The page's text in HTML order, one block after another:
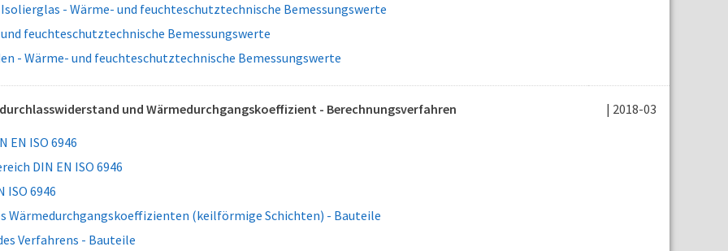
- Wärme- und feuchteschutztechnische Bemessungswerte
feuchteschutztechnische Bemessungswerte
- Wärme- und feuchteschutztechnische Bemessungswerte
und Wärmedurchgangskoeffizient - Berechnungsverfahren | 2018-03
EN ISO 6946
DIN EN ISO 6946
ISO 6946
Wärmedurchgangskoeffizienten (keilförmige Schichten) - Bauteile
Verfahrens - Bauteile